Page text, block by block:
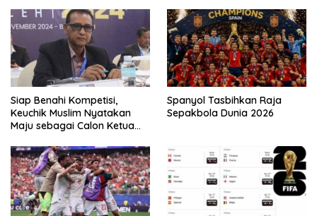
Siap Benahi Kompetisi,
Keuchik Muslim Nyatakan
Maju sebagai Calon Ketua
Spanyol Tasbihkan Raja
Sepakbola Dunia 2026